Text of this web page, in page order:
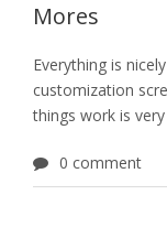
BRONEERI
Mores
Everything is
customization
things work is
0 comment